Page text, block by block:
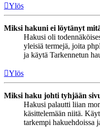
Ylös
Miksi hakuni ei löytänyt
Hakusi oli
yleisiä termejä, joita
ja käytä Tarkennetun
Ylös
Miksi haku johti tyhjään
Hakusi palautti liian
käsittelemään niitä.
tarkempi hakuehdoissa